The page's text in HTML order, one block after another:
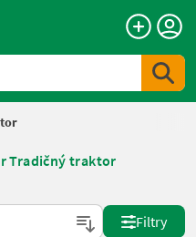
Tradičný traktor
Filtry